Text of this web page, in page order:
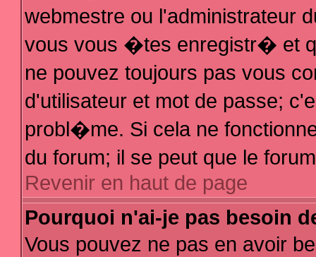
webmestre ou l'administrateur
vous vous �tes enregistr� et
ne pouvez toujours pas vous
d'utilisateur et mot de passe;
probl�me. Si cela ne
du forum; il se peut que le
Revenir en haut de page
Pourquoi n'ai-je pas besoin
Vous pouvez ne pas en avoir